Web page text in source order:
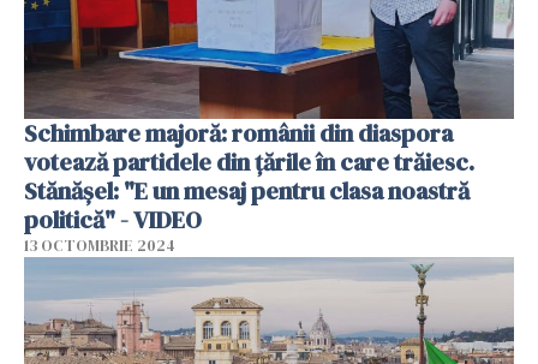
Schimbare majoră: românii din diaspora
votează partidele din țările în care trăiesc.
Stănășel: "E un mesaj pentru clasa noastră
politică" - VIDEO
13 OCTOMBRIE 2024